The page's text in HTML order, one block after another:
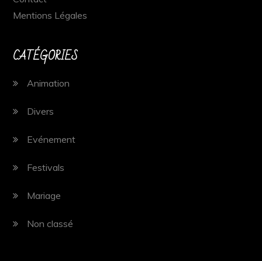
Mentions Légales
CATÉGORIES
Animation
Divers
Evénement
Festivals
Mariage
Non classé